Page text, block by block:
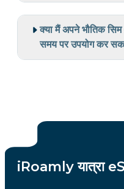
क्या मैं अपने भौतिक
समय पर उपयोग कर
iRoamly यात्रा